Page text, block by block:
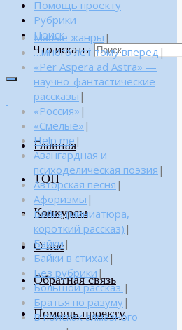
Помощь проекту
Рубрики
Поиск
Что искать:
Главная
ТОП
Конкурсы
О нас
Обратная связь
Помощь проекту
Малые жанры |
…много лет тому вперед |
«Per Aspera ad Astra» —
научно-фантастические
рассказы |
«Россия» |
«Смелые» |
Help me|
Авангардная и
психоделическая поэзия |
Авторская песня |
Афоризмы |
Байка (миниатюра,
короткий рассказ) |
Байки|
Байки в стихах |
Без рубрики |
Большой рассказ. |
Братья по разуму|
В поисках алмазного